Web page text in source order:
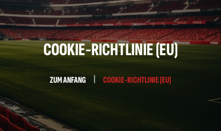
COOKIE-RICHTLINIE (EU)
ZUM ANFANG COOKIE-RICHTLINIE (EU)